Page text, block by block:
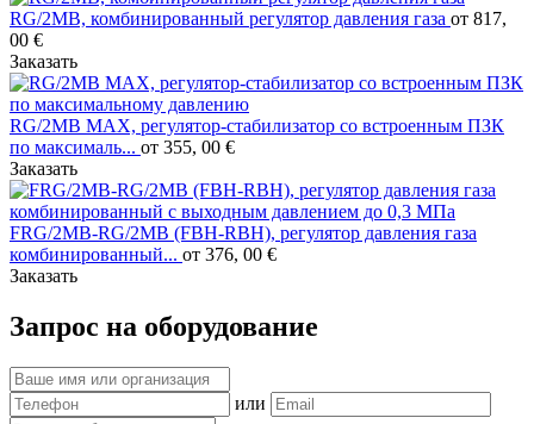
RG/2MB, комбинированный регулятор давления газа от 817,
00 €
Заказать
RG/2MB MAX, регулятор-стабилизатор со встроенным ПЗК
по максималь... от 355, 00 €
Заказать
FRG/2MB-RG/2MB (FBH-RBH), регулятор давления газа
комбинированный... от 376, 00 €
Заказать
Запрос на оборудование
или